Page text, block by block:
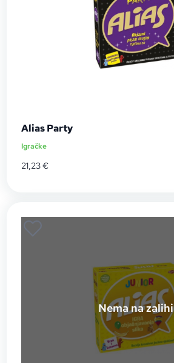
Alias Party
Igračke
21,23€
Nema na zalihi